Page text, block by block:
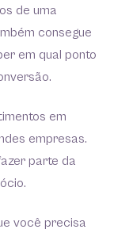
de uma
consegue
em qual ponto
em
empresas.
parte da
você precisa